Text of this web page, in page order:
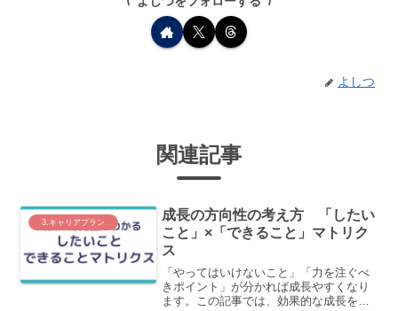
よしつ
関連記事
3.キャリアプラン
成長の方向性の考え方 「したい
こと」×「できること」マトリク
ス
「やってはいけないこと」「力を注ぐべ
きポイント」が分かれば成長やすくなり
ます。この記事では、効果的な成長を促